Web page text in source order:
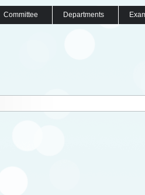
Committee Departments